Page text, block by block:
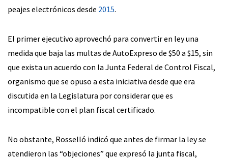
peajes electrónicos desde 2015.
El primer ejecutivo aprovechó para convertir en ley una
medida que baja las multas de AutoExpreso de $50 a $15, sin
que exista un acuerdo con la Junta Federal de Control Fiscal,
organismo que se opuso a esta iniciativa desde que era
discutida en la Legislatura por considerar que es
incompatible con el plan fiscal certificado.
No obstante, Rosselló indicó que antes de firmar la ley se
atendieron las “objeciones” que expresó la junta fiscal,